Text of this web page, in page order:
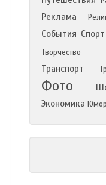
Реклама
События Спорт
Творчество
Транспорт
Фото
Экономика Юмор